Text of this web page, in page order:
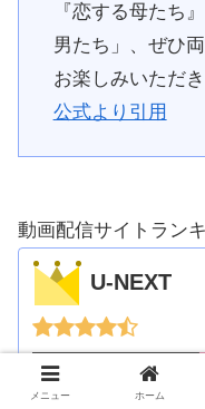
『恋する母たち
男たち」、ぜひ
お楽しみいただき
公式より引用
動画配信サイトラン
U-NEXT
メニュー ホーム